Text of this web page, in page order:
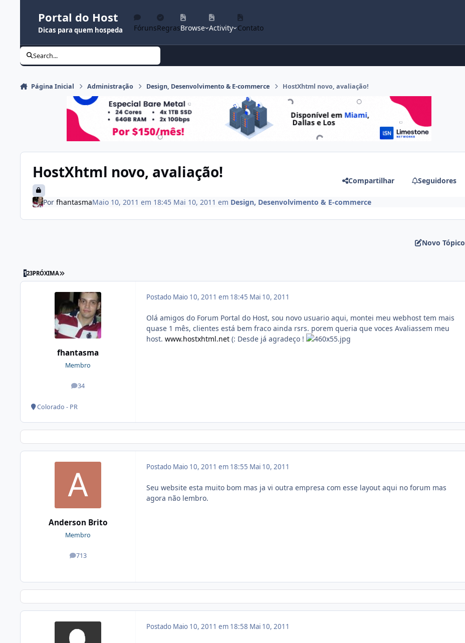
Portal do Host
Dicas para quem hospeda FórunsRegrasBrowse Activity Contato
Search...
Página Inicial Administração Design, Desenvolvimento & E-commerce HostXhtml novo, avaliação!
HostXhtml novo, avaliação! Compartilhar Seguidores
Por fhantasmaMaio 10, 2011 em 18:45 Mai 10, 2011 em Design, Desenvolvimento & E-commerce
Novo Tópico
123PRÓXIMA
fhantasma
Membro
34
posts
Colorado - PR
Postado Maio 10, 2011 em 18:45 Mai 10, 2011
Olá amigos do Forum Portal do Host, sou novo usuario aqui, montei meu webhost tem mais
quase 1 mês, clientes está bem fraco ainda rsrs. porem queria que voces Avaliassem meu
host. www.hostxhtml.net (: Desde já agradeço !
Anderson Brito
Membro
713
posts
Postado Maio 10, 2011 em 18:55 Mai 10, 2011
Seu website esta muito bom mas ja vi outra empresa com esse layout aqui no forum mas
agora não lembro.
Postado Maio 10, 2011 em 18:58 Mai 10, 2011